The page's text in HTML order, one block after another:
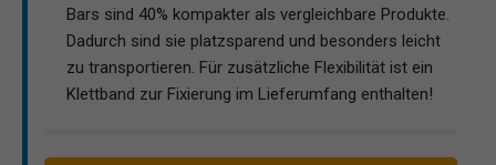
Bars sind 40% kompakter als vergleichbare Produkte.
Dadurch sind sie platzsparend und besonders leicht
zu transportieren. Für zusätzliche Flexibilität ist ein
Klettband zur Fixierung im Lieferumfang enthalten!